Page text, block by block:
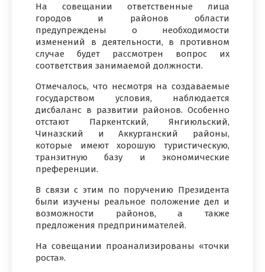
На совещании ответственные лица
городов и районов области
предупреждены о необходимости
изменений в деятельности, в противном
случае будет рассмотрен вопрос их
соответствия занимаемой должности.
Отмечалось, что несмотря на создаваемые
государством условия, наблюдается
дисбаланс в развитии районов. Особенно
отстают Паркентский, Янгиюльский,
Чиназский и Аккурганский районы,
которые имеют хорошую туристическую,
транзитную базу и экономические
преференции.
В связи с этим по поручению Президента
были изучены реальное положение дел и
возможности районов, а также
предложения предпринимателей.
На совещании проанализированы «точки
роста».